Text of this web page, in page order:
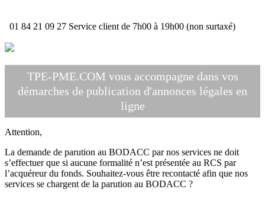
01 84 21 09 27 Service client de 7h00 à 19h00 (non surtaxé)
TPE-PME.COM vous accompagne dans vos
démarches de publication d'annonces légales en
ligne
Attention,
La demande de parution au BODACC par nos services ne doit
s’effectuer que si aucune formalité n’est présentée au RCS par
l’acquéreur du fonds. Souhaitez-vous être recontacté afin que nos
services se chargent de la parution au BODACC ?